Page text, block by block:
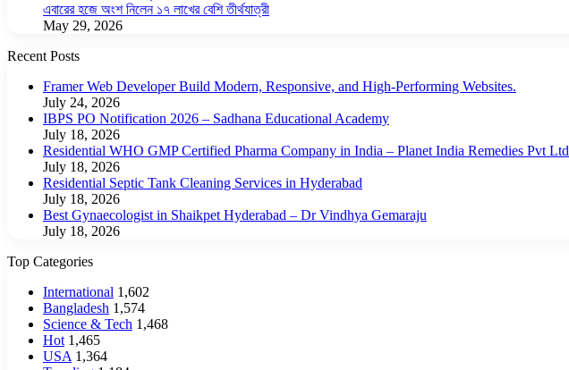
এবারের হজে অংশ নিলেন ১৭ লাখের বেশি তীর্থযাত্রী
May 29, 2026
Recent Posts
Framer Web Developer Build Modern, Responsive, and High-Performing Websites.
July 24, 2026
IBPS PO Notification 2026 – Sadhana Educational Academy
July 18, 2026
Residential WHO GMP Certified Pharma Company in India – Planet India Remedies Pvt Ltd
July 18, 2026
Residential Septic Tank Cleaning Services in Hyderabad
July 18, 2026
Best Gynaecologist in Shaikpet Hyderabad – Dr Vindhya Gemaraju
July 18, 2026
Top Categories
International 1,602
Bangladesh 1,574
Science & Tech 1,468
Hot 1,465
USA 1,364